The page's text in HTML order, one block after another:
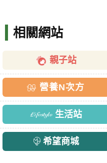
相關網站
親子站
營養N次方
生活站
希望商城